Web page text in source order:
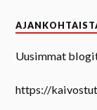
Uusimmat
https://